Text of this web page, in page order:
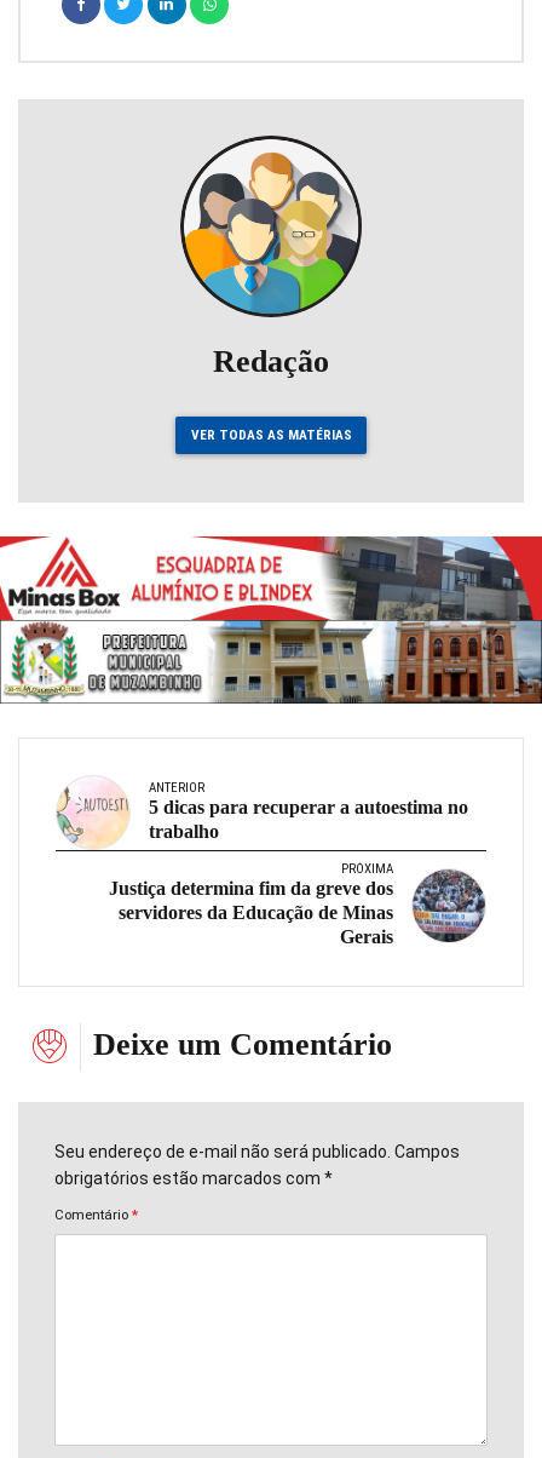
Redação
VER TODAS AS MATÉRIAS
ANTERIOR
5 dicas para recuperar a autoestima no
trabalho
PRÓXIMA
Justiça determina fim da greve dos
servidores da Educação de Minas
Gerais
Deixe um Comentário
Seu endereço de e-mail não será publicado. Campos
obrigatórios estão marcados com *
Comentário *